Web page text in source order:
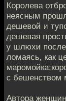
Королева
неясным
дешевой и
дешевая
у шлюхи
ломаясь, как
с бешенством
Автора